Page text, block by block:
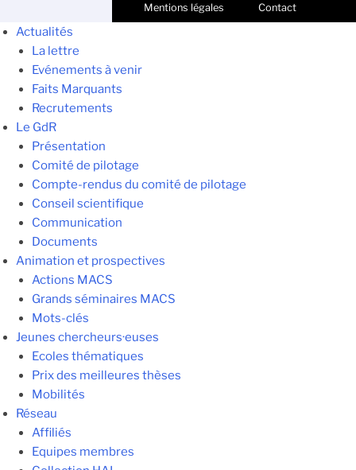
Mentions légales Contact
Actualités
La lettre
Evénements à venir
Faits Marquants
Recrutements
Le GdR
Présentation
Comité de pilotage
Compte-rendus du comité de pilotage
Conseil scientifique
Communication
Documents
Animation et prospectives
Actions MACS
Grands séminaires MACS
Mots-clés
Jeunes chercheurs·euses
Ecoles thématiques
Prix des meilleures thèses
Mobilités
Réseau
Affiliés
Equipes membres